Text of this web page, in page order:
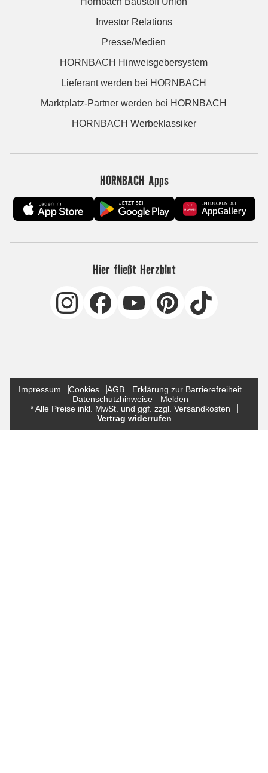
Investor Relations
Presse/Medien
HORNBACH Hinweisgebersystem
Lieferant werden bei HORNBACH
Marktplatz-Partner werden bei HORNBACH
HORNBACH Werbeklassiker
HORNBACH Apps
Hier fließt Herzblut
Impressum Cookies AGB
Erklärung zur Barrierefreiheit
Datenschutzhinweise
Melden
* Alle Preise inkl. MwSt. und ggf. zzgl. Versandkosten
Vertrag widerrufen